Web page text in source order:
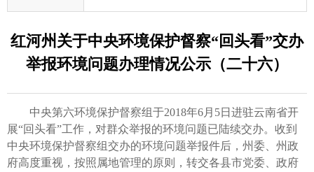
红河州关于中央环境保护督察“回头看”交办
举报环境问题办理情况公示（二十六）
中央第六环境保护督察组于2018年6月5日进驻云南省开
展“回头看”工作，对群众举报的环境问题已陆续交办。收到
中央环境保护督察组交办的环境问题举报件后，州委、州政
府高度重视，按照属地管理的原则，转交各县市党委、政府